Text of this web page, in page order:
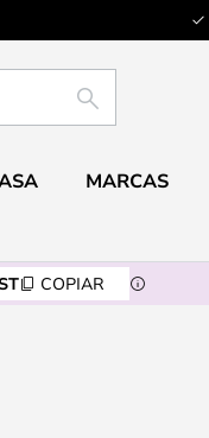
BUSCAR
MARCAS
COPIAR